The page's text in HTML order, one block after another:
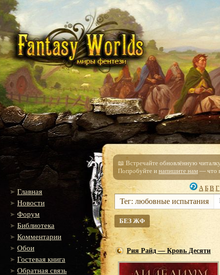
Главная
Новости
Форум
Библиотека
Комментарии
Обои
Гостевая книга
Обратная связь
📖 Встречайте обновлённую
Попробуйте и напишите нам — что
А Б В Г
Тег: любовные испытания
БЕЗ ЖФ
Рия Райд — Кровь Десяти